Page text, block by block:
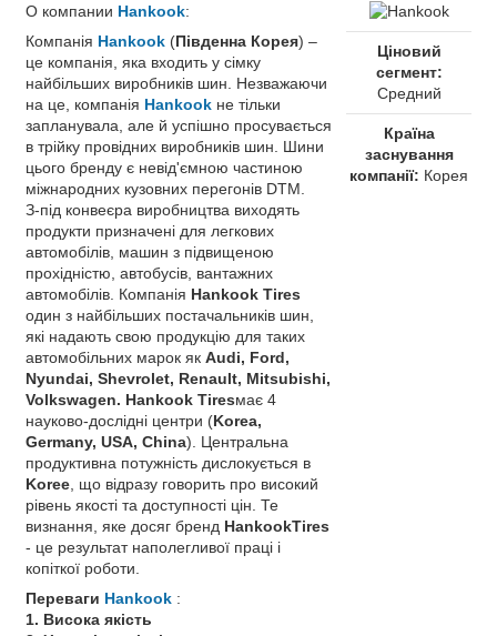
О компании Hankook:
Компанія Hankook (Південна Корея) –
це компанія, яка входить у сімку
найбільших виробників шин. Незважаючи
на це, компанія Hankook не тільки
запланувала, але й успішно просувається
в трійку провідних виробників шин. Шини
цього бренду є невід'ємною частиною
міжнародних кузовних перегонів DTM.
З-під конвеєра виробництва виходять
продукти призначені для легкових
автомобілів, машин з підвищеною
прохідністю, автобусів, вантажних
автомобілів. Компанія Нankook Tires
один з найбільших постачальників шин,
які надають свою продукцію для таких
автомобільних марок як Audi, Ford,
Nyundai, Shevrolet, Renault, Mitsubishi,
Volkswagen. Hankook Tiresмає 4
науково-дослідні центри (Korea,
Germany, USA, China). Центральна
продуктивна потужність дислокується в
Koree , що відразу говорить про високий
рівень якості та доступності цін. Те
визнання, яке досяг бренд НankookTires
- це результат наполегливої ​​праці і
копіткої роботи.
Переваги Hankook :
1. Висока якість
Ціновий
сегмент:
Средний
Країна
заснування
компанії: Корея